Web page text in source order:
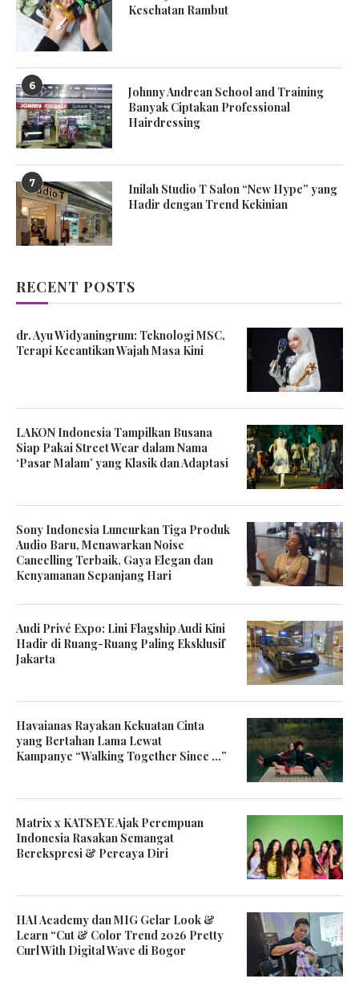
Kesehatan Rambut
6
Johnny Andrean School and Training
Banyak Ciptakan Professional
Hairdressing
7
Inilah Studio T Salon “New Hype” yang
Hadir dengan Trend Kekinian
RECENT POSTS
dr. Ayu Widyaningrum: Teknologi MSC,
Terapi Kecantikan Wajah Masa Kini
LAKON Indonesia Tampilkan Busana
Siap Pakai Street Wear dalam Nama
‘Pasar Malam’ yang Klasik dan Adaptasi
Sony Indonesia Luncurkan Tiga Produk
Audio Baru, Menawarkan Noise
Cancelling Terbaik, Gaya Elegan dan
Kenyamanan Sepanjang Hari
Audi Privé Expo: Lini Flagship Audi Kini
Hadir di Ruang-Ruang Paling Eksklusif
Jakarta
Havaianas Rayakan Kekuatan Cinta
yang Bertahan Lama Lewat
Kampanye “Walking Together Since …”
Matrix x KATSEYE Ajak Perempuan
Indonesia Rasakan Semangat
Berekspresi & Percaya Diri
HAI Academy dan MIG Gelar Look &
Learn “Cut & Color Trend 2026 Pretty
Curl With Digital Wave di Bogor